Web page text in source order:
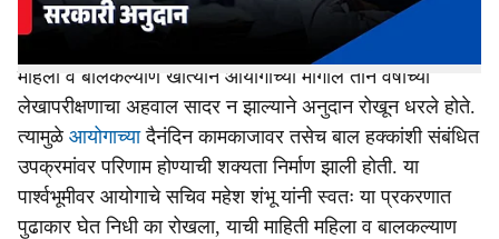
आर्थिक अडथळा दूर करण्यासाठी हालचाली सुरू झाल्या.
महिला व बालकल्याण खात्याने आयोगाच्या मागील तीन वर्षांच्या
लेखापरीक्षणाचा अहवाल सादर न झाल्याने अनुदान रोखून धरले होते.
त्यामुळे आयोगाच्यादैनंदिन कामकाजावर तसेच बाल हक्कांशी संबंधित
उपक्रमांवर परिणाम होण्याची शक्यता निर्माण झाली होती. या
पार्श्वभूमीवर आयोगाचे सचिव महेश शंभू यांनी स्वतः या प्रकरणात
पुढाकार घेत निधी का रोखला, याची माहिती महिला व बालकल्याण